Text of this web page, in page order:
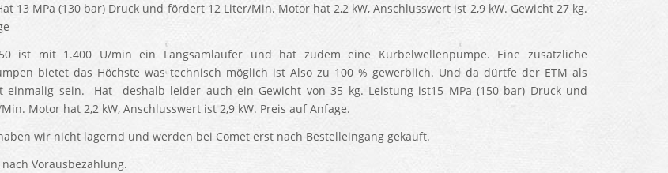
13 MPa (130 bar) Druck und fördert 12 Liter/Min. Motor hat 2,2 kW, Anschlusswert ist 2,9 kW. Gewicht 27 kg.
ist mit 1.400 U/min ein Langsamläufer und hat zudem eine Kurbelwellenpumpe. Eine zusätzliche
bietet das Höchste was technisch möglich ist Also zu 100 % gewerblich. Und da dürtfe der ETM als
einmalig sein. Hat deshalb leider auch ein Gewicht von 35 kg. Leistung ist15 MPa (150 bar) Druck und
Motor hat 2,2 kW, Anschlusswert ist 2,9 kW. Preis auf Anfage.
wir nicht lagernd und werden bei Comet erst nach Bestelleingang gekauft.
Vorausbezahlung.